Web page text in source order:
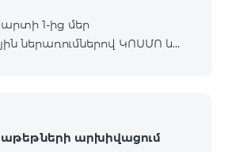
1-ից մեր
ներառումներով ԿՈՍՄՈ և
հասանելի
մարզերում, որտեղ դրանց
արխիվացում